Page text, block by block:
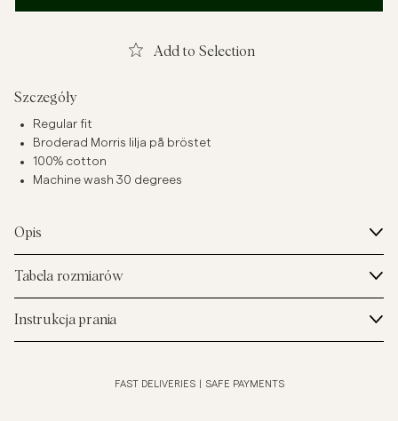
Bielizna
Add to Selection
Szczegóły
Regular fit
Broderad Morris lilja på bröstet
100% cotton
Machine wash 30 degrees
Opis
Tabela rozmiarów
Instrukcja prania
FAST DELIVERIES SAFE PAYMENTS